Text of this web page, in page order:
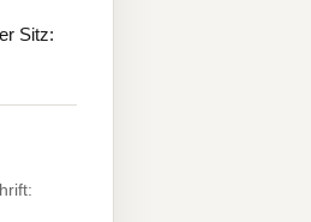
Sitz: